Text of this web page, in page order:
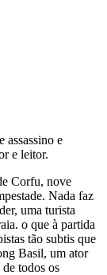
assassino e
e leitor.
Corfu, nove
Nada faz
uma turista
o que à partida
tão subtis que
Basil, um ator
todos os